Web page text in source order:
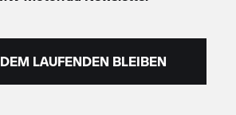
LAUFENDEN BLEIBEN